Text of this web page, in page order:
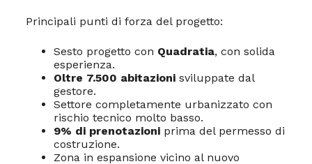
Principali punti di forza del progetto:
Sesto progetto con Quadratia, con solida
esperienza.
Oltre 7.500 abitazionisviluppate dal
gestore.
Settore completamente urbanizzato con
rischio tecnico molto basso.
9% di prenotazioniprima del permesso di
costruzione.
Zona in espansione vicino al nuovo